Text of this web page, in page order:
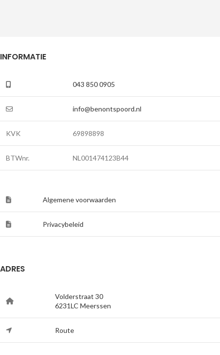
INFORMATIE
043 850 0905
info@benontspoord.nl
KVK 69898898
BTWnr. NL001474123B44
Algemene voorwaarden
Privacybeleid
ADRES
Volderstraat 30
6231LC Meerssen
Route